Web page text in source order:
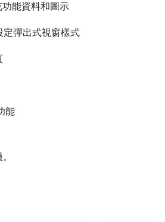
能資料和圖示
定彈出式視窗樣式
能